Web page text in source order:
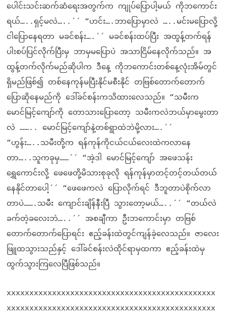
ပေါင်းသင်းဆက်ဆံရေးအတွက်က ကျုပ်ပြောပါ့မယ် ကိုဘကောင်း
ရယ်…..ရှင့်မလဲ…..´´ “ဟင်း….ဘာပြောမှာလဲ …..မင်းမပြောလို့
ငါပြောနေရတာ မခင်စန်း….´´ မခင်စန်းထပ်ပြီး အထွန့်တက်ရန်
ပါးစပ်ပြင်လိုက်ပြီးမှ ဘာမှမပြောပဲ အသာငြိမ်နေလိုက်သည်။ အ
ထွန့်တက်လိုက်မည်ဆိုပါက ဒီနေ့ ကိုဘကောင်းတစ်နေ့လုံးအိမ်တွင်
ရှိမည်ဖြစ်၍ တစ်နေကုန်မပြီးနိုင်မစီးနိုင် တဗြစ်တောက်တောက်
ပြောဆိုနေမည်ကို ဒေါ်ခင်စန်းကသိထားလေသည်။ “သမီးက
မောင်မြင့်ကျော်ကို တောသားပြောတော့ သမီးကလဲဘယ်မှာမွေးတာ
လဲ …….. မောင်မြင့်ကျော်နဲ့တစ်ရွာထဲဘဲမို့လား….´´
“ဟွန်း…..သမီးတို့က ရန်ကုန်ကိုငယ်ငယ်လေးထဲကလာနေ
တာ…..သူကခုမှ……´´ “အဲ့ဒါ မောင်မြင့်ကျော် အဖေသန်း
ရွှေကောင်းလို့ ဖေဖေတို့မိသားစုခုလို ရန်ကုန်မှာတင့်တင့်တယ်တယ်
နေနိုင်တာပေါ့´´ “ဖေဖေကလဲ ပြောလိုက်ရင် ဒီဘူတာပဲစိုက်လာ
တာပဲ…….သမီး ကျောင်းချိန်နီးပြီ သွားတော့မယ်…..´´ “တယ်လဲ
ခက်တဲ့ခလေးဘဲ…..´´ အစချီကာ ဦးဘကောင်းမှာ တဗြစ်
တောက်တောက်ပြောရင်း ဧည့်ခန်းထဲတွင်ကျန်ခဲ့လေသည်။ ဇာလေး
ဖြူထသွားသည်နှင့် ဒေါ်ခင်စန်းလဲထိုင်ရာမှထကာ ဧည့်ခန်းထဲမှ
ထွက်သွားကြလေပြီဖြစ်သည်။
xxxxxxxxxxxxxxxxxxxxxxxxxxxxxxxxxxxxxxxxxxxxxx
xxxxxxxxxxxxxxxxxxxxxxxxxxxxxxxxxxxxxxxxxxxxxx